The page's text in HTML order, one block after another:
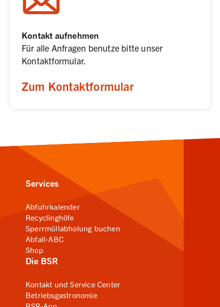
Kontakt aufnehmen
Für alle Anfragen benutze bitte unser
Kontaktformular.
Zum Kontaktformular
Services
Abfuhrkalender
Recyclinghöfe
Sperrmüllabholung buchen
Abfall-ABC
Shop
Die BSR
Kontakt und Service Center
Betriebsgastronomie